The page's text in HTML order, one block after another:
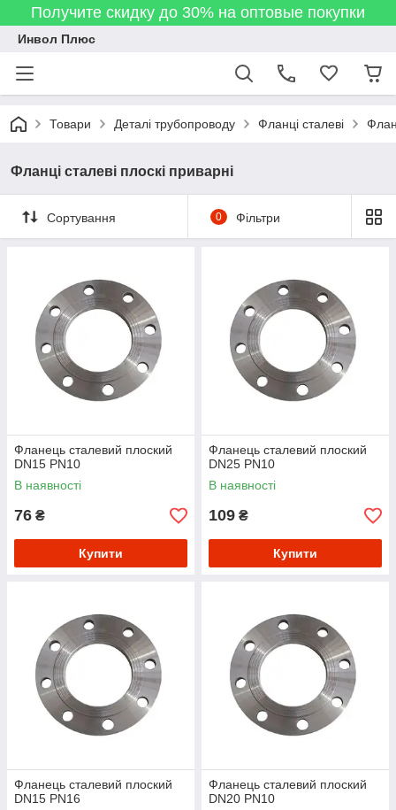
Получите скидку до 30% на оптовые покупки
Инвол Плюс
Товари Деталі трубопроводу Фланці сталеві
Фланці сталеві плоскі приварні
Сортування 0 Фільтри
Фланець сталевий плоский
DN15 PN10
В наявності
76 ₴
Купити
Фланець сталевий плоский
DN25 PN10
В наявності
109 ₴
Купити
Фланець сталевий плоский
DN15 PN16
Фланець сталевий плоский
DN20 PN10